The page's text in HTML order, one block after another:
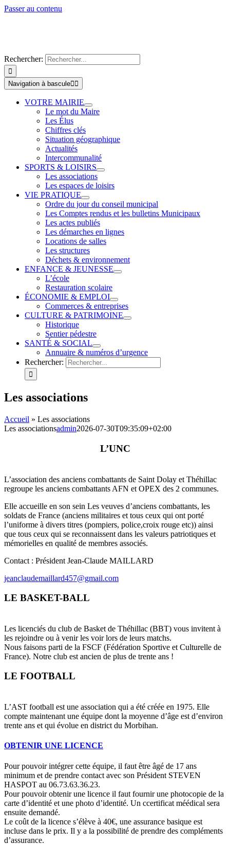
Passer au contenu
Rechercher:
Navigation à bascule
VOTRE MAIRIE
Le mot du Maire
Les Élus
Chiffres clés
Situation géographique
Actualités
Intercommunalité
SPORTS & LOISIRS
Les associations
Les espaces de loisirs
VIE PRATIQUE
Ordre du jour du conseil municipal
Les Comptes rendus et les bulletins Municipaux
Les actes publiés
Les démarches en lignes
Locations de salles
Les structures
Déchets & environnement
ENFANCE & JEUNESSE
L’école
Restauration scolaire
ÉCONOMIE & EMPLOI
Commerces & entreprises
CULTURE & PATRIMOINE
Historique
Sentier pédestre
SANTÉ & SOCIAL
Annuaire & numéros d’urgence
Rechercher:
Les associations
Accueil » Les associations
Les associationsadmin2026-07-30T09:35:09+02:00
L’UNC
L’association des anciens combattants de Saint Dolay et Théhillac
regroupe les anciens combattants AFN et OPEX des 2 communes.
Elle accueille en son sein Les veuves d’anciens combattants, les
soldats de France (anciens militaires et tous ceux qui ont porté
l’uniforme à divers titres (pompiers, police,croix rouge etc)) ainsi
que tous ceux qui se reconnaissent dans les valeurs patriotiques et
mémorielles en qualité de membres associés.
Contact : Président Jean-Claude MAILLARD
jeanclaudemaillard457@gmail.com
LE BASKET-BALL
Les licenciés du club de Basket de Théhillac (BBT) vous invitent à
les rejoindre ou à venir les voir lors de leurs matchs.
Nous faisons parti de la FSCF (Fédération Sportive et Culturelle de
France). Notre club est ancien de plus de trente ans !
LE FOOTBALL
L’AST football est une association qui a été créée en 1975. Elle
compte maintenant une équipe dont la moyenne d’âge est d’environ
trente ans et qui évolue en district du Morbihan.
OBTENIR UNE LICENCE
Pour pouvoir intégrer cette équipe, il faut être âgé de 17 ans
minimum et de prendre contact avec son Président STEVEN
HASPOT au 06.73.63.36.23.
Pour pouvoir obtenir une licence il faut fournir une photocopie de la
carte d’identité et une photo d’identité. Un ccertificat méédical sera
ensuite demandé.
Le coût de la licence s’élève à 40€, une assurance basique est
incluse dans le prix. Il y a la possibilité de prendre des compléments
d’assurance.